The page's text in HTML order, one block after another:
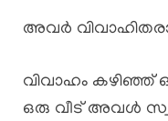
അവർ
വിവാഹം കഴിഞ്ഞ്
ഒരു വീട് അവൾ